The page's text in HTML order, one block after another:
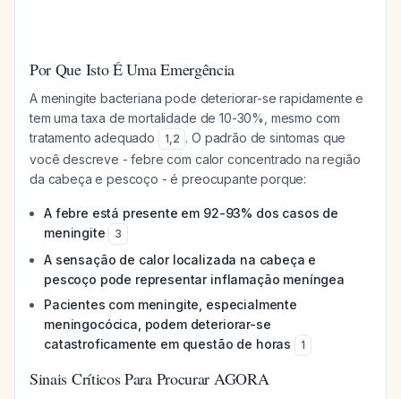
Por Que Isto É Uma Emergência
A meningite bacteriana pode deteriorar-se rapidamente e
tem uma taxa de mortalidade de 10-30%, mesmo com
tratamento adequado
1,2 . O padrão de sintomas que
você descreve - febre com calor concentrado na região
da cabeça e pescoço - é preocupante porque:
A febre está presente em 92-93% dos casos de
meningite
3
A sensação de calor localizada na cabeça e
pescoço pode representar inflamação meníngea
Pacientes com meningite, especialmente
meningocócica, podem deteriorar-se
catastroficamente em questão de horas
1
Sinais Críticos Para Procurar AGORA